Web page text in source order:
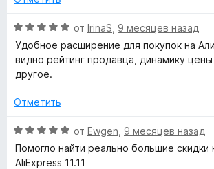
s
s
™
»
5
и
О
ц
е
н
н
н
а
5
от IrinaS 9 месяцев назад
Удобное расширение для покупок на
видно рейтинг продавца, динамику
другое.
Отметить
О
ц
е
от Ewgen 9 месяцев назад
Помогло найти реально большие
AliExpress 11.11